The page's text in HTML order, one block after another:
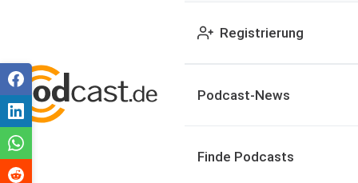
Registrierung
Podcast-News
Finde Podcasts